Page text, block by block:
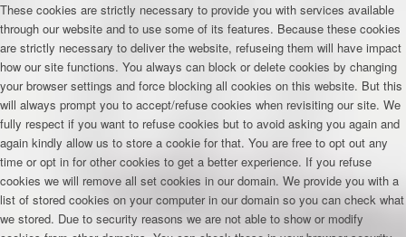
These cookies are strictly necessary to provide you with services available
through our website and to use some of its features. Because these cookies
are strictly necessary to deliver the website, refuseing them will have impact
how our site functions. You always can block or delete cookies by changing
your browser settings and force blocking all cookies on this website. But this
will always prompt you to accept/refuse cookies when revisiting our site. We
fully respect if you want to refuse cookies but to avoid asking you again and
again kindly allow us to store a cookie for that. You are free to opt out any
time or opt in for other cookies to get a better experience. If you refuse
cookies we will remove all set cookies in our domain. We provide you with a
list of stored cookies on your computer in our domain so you can check what
we stored. Due to security reasons we are not able to show or modify